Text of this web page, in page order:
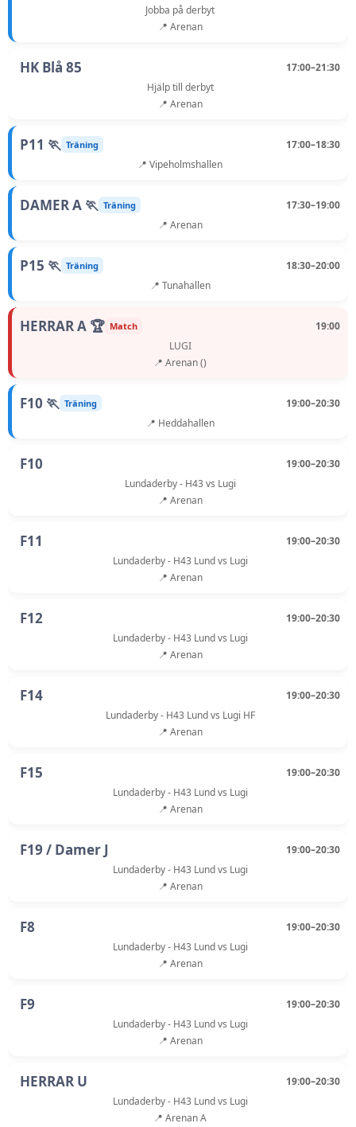
Jobba på derbyt
📍 Arenan
HK Blå 85
17:00–21:30
Hjälp till derbyt
📍 Arenan
P11 🏃 Träning
17:00–18:30
📍 Vipeholmshallen
DAMER A 🏃 Träning
17:30–19:00
📍 Arenan
P15 🏃 Träning
18:30–20:00
📍 Tunahallen
HERRAR A 🏆 Match
19:00
LUGI
📍 Arenan ()
F10 🏃 Träning
19:00–20:30
📍 Heddahallen
F10
19:00–20:30
Lundaderby - H43 vs Lugi
📍 Arenan
F11
19:00–20:30
Lundaderby - H43 Lund vs Lugi
📍 Arenan
F12
19:00–20:30
Lundaderby - H43 Lund vs Lugi
📍 Arenan
F14
19:00–20:30
Lundaderby - H43 Lund vs Lugi HF
📍 Arenan
F15
19:00–20:30
Lundaderby - H43 Lund vs Lugi
📍 Arenan
F19 / Damer J
19:00–20:30
Lundaderby - H43 Lund vs Lugi
📍 Arenan
F8
19:00–20:30
Lundaderby - H43 Lund vs Lugi
📍 Arenan
F9
19:00–20:30
Lundaderby - H43 Lund vs Lugi
📍 Arenan
HERRAR U
19:00–20:30
Lundaderby - H43 Lund vs Lugi
📍 Arenan A